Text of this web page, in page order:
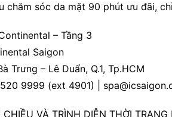
chăm sóc da mặt 90 phút ưu đãi,
– Tầng 3
Saigon
Trưng – Lê Duẩn, Q.1, Tp.HCM
9999 (ext 4901) |
CHIỀU VÀ TRÌNH DIỄN THỜI TRANG